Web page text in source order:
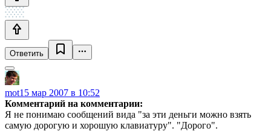
Ответить
mot15 мар 2007 в 10:52
Комментарий на комментарии:
Я не понимаю сообщений вида "за эти деньги можно взять
самую дорогую и хорошую клавиатуру". "Дорого".